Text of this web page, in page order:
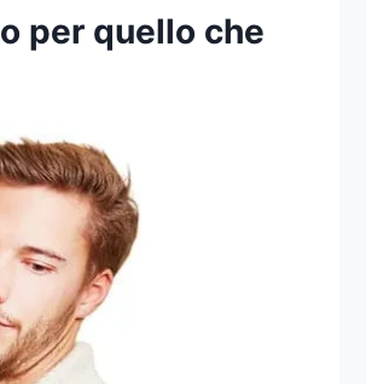
per quello che